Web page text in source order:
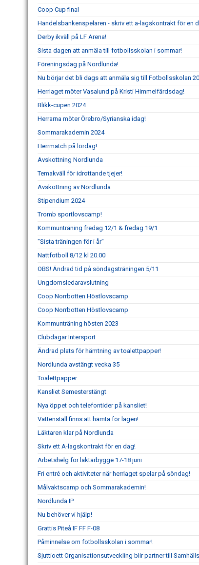
Coop Cup final
Handelsbankenspelaren - skriv ett a-lagskontrakt för en
Derby ikväll på LF Arena!
Sista dagen att anmäla till fotbollsskolan i sommar!
Föreningsdag på Nordlunda!
Nu börjar det bli dags att anmäla sig till Fotbollsskolan
Herrlaget möter Vasalund på Kristi Himmelfärdsdag!
Blikk-cupen 2024
Herrarna möter Örebro/Syrianska idag!
Sommarakademin 2024
Herrmatch på lördag!
Avskottning Nordlunda
Temakväll för idrottande tjejer!
Avskottning av Nordlunda
Stipendium 2024
Tromb sportlovscamp!
Kommunträning fredag 12/1 & fredag 19/1
"Sista träningen för i år"
Nattfotboll 8/12 kl 20.00
OBS! Ändrad tid på söndagsträningen 5/11
Ungdomsledaravslutning
Coop Norrbotten Höstlovscamp
Coop Norrbotten Höstlovscamp
Kommunträning hösten 2023
Clubdagar Intersport
Ändrad plats för hämtning av toalettpapper!
Nordlunda avstängt vecka 35
Toalettpapper
Kansliet Semesterstängt
Nya öppet och telefontider på kansliet!
Vattenställ finns att hämta för lagen!
Läktaren klar på Nordlunda
Skriv ett A-lagskontrakt för en dag!
Arbetshelg för läktarbygge 17-18 juni
Fri entré och aktiviteter när herrlaget spelar på söndag!
Målvaktscamp och Sommarakademin!
Nordlunda IP
Nu behöver vi hjälp!
Grattis Piteå IF FF F-08
Påminnelse om fotbollsskolan i sommar!
Sjuttioett Organisationsutveckling blir partner till